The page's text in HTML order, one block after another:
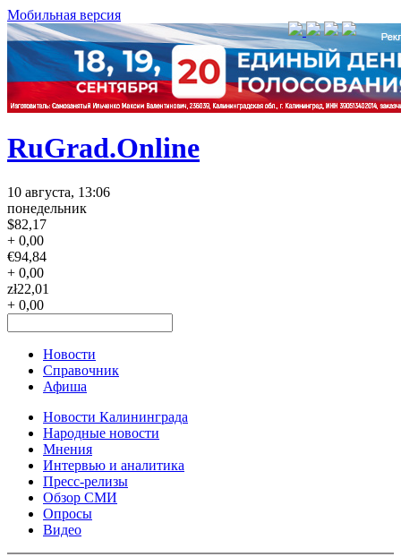
Мобильная версия
RuGrad.Online
10 августа, 13:06
понедельник
$82,17
+ 0,00
€94,84
+ 0,00
zł22,01
+ 0,00
Новости
Справочник
Афиша
Новости Калининграда
Народные новости
Мнения
Интервью и аналитика
Пресс-релизы
Обзор СМИ
Опросы
Видео